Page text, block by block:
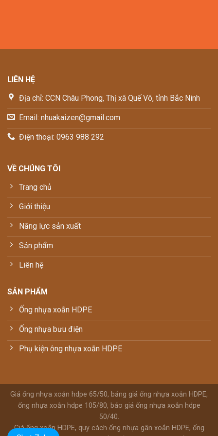
LIÊN HỆ
Địa chỉ: CCN Châu Phong, Thị xã Quế Võ, tỉnh Bắc Ninh
Email: nhuakaizen@gmail.com
Điện thoại: 0963 988 292
VỀ CHÚNG TÔI
Trang chủ
Giới thiệu
Năng lực sản xuất
Sản phẩm
Liên hệ
SẢN PHẨM
Ống nhựa xoắn HDPE
Ống nhựa bưu điện
Phụ kiện ông nhựa xoắn HDPE
Giá ống nhựa xoắn hdpe 65/50, bảng giá ống nhựa xoắn HDPE,
ống nhựa xoắn hdpe 105/80, báo giá ống nhựa xoắn hdpe
50/40.
Giá ống xoắn HDPE, quy cách ống nhựa gân xoắn HDPE, ống